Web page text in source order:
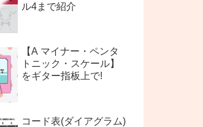
ル4まで紹介
【A マイナー・ペンタ
トニック・スケール】
をギター指板上で!
コード表(ダイアグラム)